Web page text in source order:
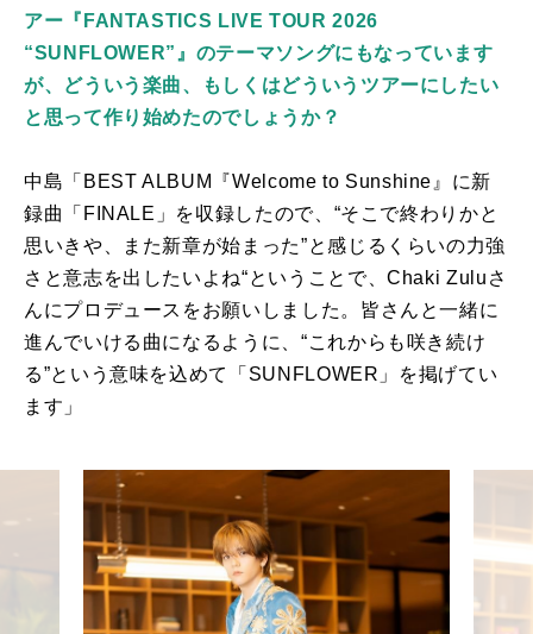
アー『FANTASTICS LIVE TOUR 2026
“SUNFLOWER”』のテーマソングにもなっています
が、どういう楽曲、もしくはどういうツアーにしたい
と思って作り始めたのでしょうか？
中島「 BEST ALBUM 『Welcome to Sunshine 』に新
録曲「 FINALE 」を収録したので、“そこで終わりかと
思いきや、また新章が始まった”と感じるくらいの力強
さと意志を出したいよね“ということで、Chaki Zulu さ
んにプロデュースをお願いしました。皆さんと一緒に
進んでいける曲になるように、“これからも咲き続け
る”という意味を込めて「 SUNFLOWER 」を掲げてい
ます」